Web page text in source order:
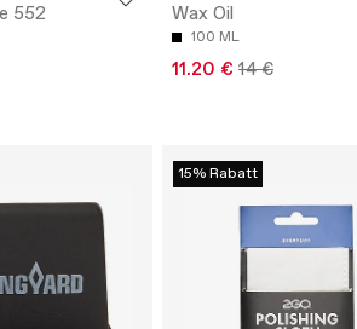
552 Wax Oil
100 ML
11.20 € 14 €
15% Rabatt